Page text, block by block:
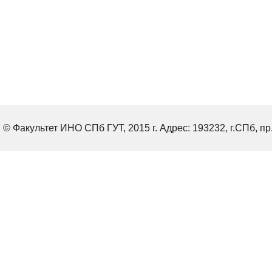
© Факультет ИНО СПб ГУТ, 2015 г. Адрес: 193232, г.СПб,